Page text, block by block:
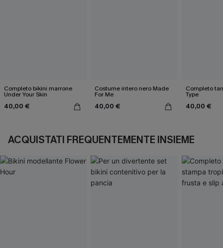
Completo bikini marrone
Under Your Skin
40,00 €
Costume intero nero Made
For Me
40,00 €
Completo
Type
40,00 €
ACQUISTATI FREQUENTEMENTE INSIEME